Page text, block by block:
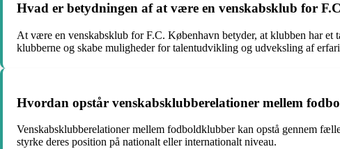
Hvad er betydningen af ​​at være en venskabsklub for
At være en venskabsklub for F.C. København betyder, at klubben har et
klubberne og skabe muligheder for talentudvikling og udveksling af
Hvordan opstår venskabsklubberelationer mellem
Venskabsklubberelationer mellem fodboldklubber kan opstå gennem
styrke deres position på nationalt eller internationalt niveau.